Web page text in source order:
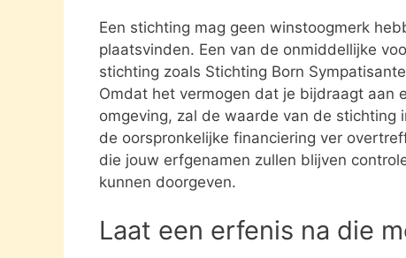
Een stichting mag geen winstoogmerk
plaatsvinden. Een van de onmiddellijke
stichting zoals Stichting Born
Omdat het vermogen dat je bijdraagt aan
omgeving, zal de waarde van de stichting
de oorspronkelijke financiering ver
die jouw erfgenamen zullen blijven
kunnen doorgeven.
Laat een erfenis na die